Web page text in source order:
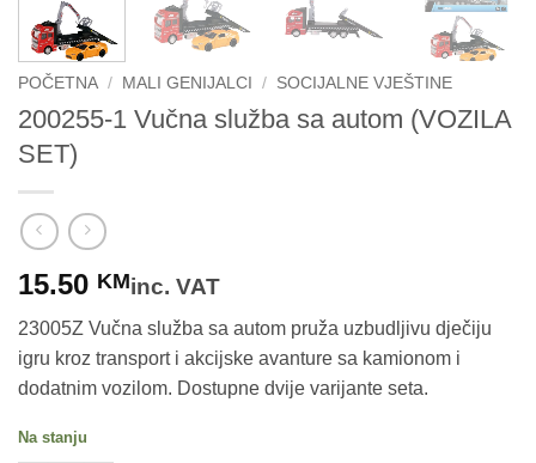
POČETNA / MALI GENIJALCI / SOCIJALNE VJEŠTINE
200255-1 Vučna služba sa autom (VOZILA
SET)
15.50 KMinc. VAT
23005Z Vučna služba sa autom pruža uzbudljivu dječiju
igru kroz transport i akcijske avanture sa kamionom i
dodatnim vozilom. Dostupne dvije varijante seta.
Na stanju